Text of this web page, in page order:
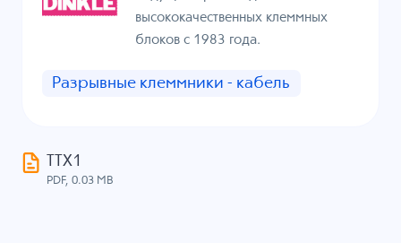
высококачественных клеммных
блоков с 1983 года.
Разрывные клеммники - кабель
ТТХ1
PDF, 0.03 MB